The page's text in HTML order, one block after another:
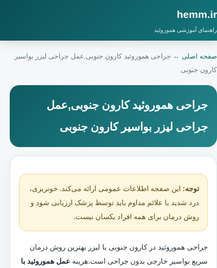
hemm.ir
راهنمای آموزشی هموروئید
صفحه اصلی ← جراحی هموروئید کارون جنوبی,عمل جراحی لیزر بواسیر
کارون جنوبی
جراحی هموروئید کارون جنوبی,عمل
جراحی لیزر بواسیر کارون جنوبی
توجه: این صفحه اطلاعات عمومی ارائه می‌کند. خونریزی،
درد شدید یا علائم مداوم باید توسط پزشک ارزیابی شود و
روش درمان برای همه افراد یکسان نیست.
جراحی هموروئید در کارون جنوبی با لیزر بهترین روش درمان
سریع بواسیر خارجی بدون جراحی است.هزینه عمل هموروئید با